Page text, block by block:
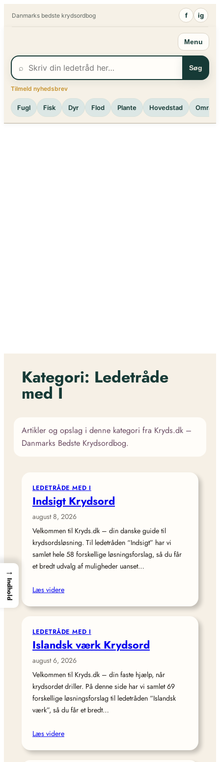
Danmarks bedste krydsordbog f ig
Menu
⌕ Søg
Tilmeld nyhedsbrev
Fugl Fisk Dyr Flod Plante Hovedstad Område
Kategori: Ledetråde
med I
Artikler og opslag i denne kategori fra Kryds.dk –
Danmarks Bedste Krydsordbog.
LEDETRÅDE MED I
Indsigt Krydsord
august 8, 2026
Velkommen til Kryds.dk – din danske guide til
krydsordsløsning. Til ledetråden “Indsigt” har vi
samlet hele 58 forskellige løsningsforslag, så du får
et bredt udvalg af muligheder uanset…
Læs videre
LEDETRÅDE MED I
Islandsk værk Krydsord
august 6, 2026
Velkommen til Kryds.dk – din faste hjælp, når
krydsordet driller. På denne side har vi samlet 69
forskellige løsningsforslag til ledetråden “Islandsk
værk”, så du får et bredt…
Læs videre
→
Indhold